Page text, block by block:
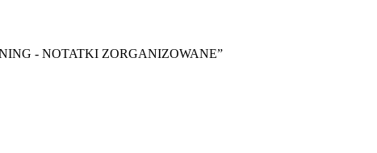
- NOTATKI ZORGANIZOWANE”